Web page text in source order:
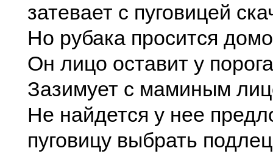
затевает с пуговицей
Но рубака просится
Он лицо оставит у
Зазимует с маминым
Не найдется у нее
пуговицу выбрать